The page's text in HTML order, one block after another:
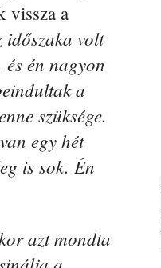
vissza a
időszaka volt
én nagyon
a
szüksége.
egy hét
is sok. Én
azt mondta